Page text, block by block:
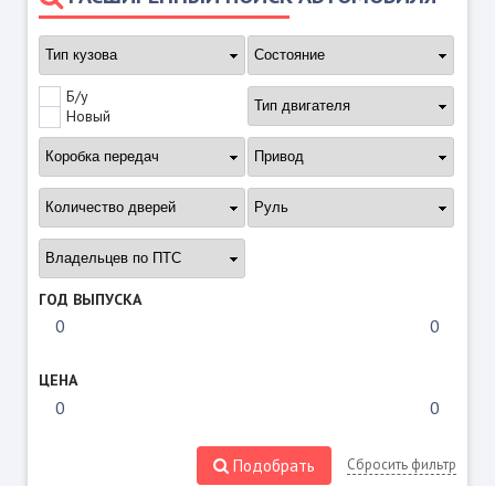
Б/у
Новый
ГОД ВЫПУСКА
ЦЕНА
Подобрать Сбросить фильтр